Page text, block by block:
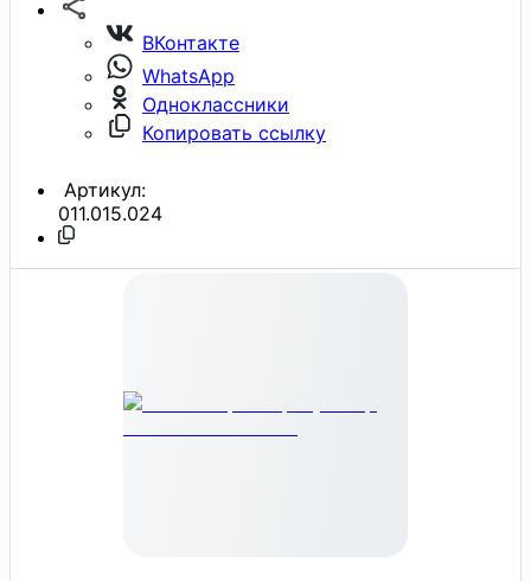
ВКонтакте
WhatsApp
Одноклассники
Копировать ссылку
Артикул:
011.015.024